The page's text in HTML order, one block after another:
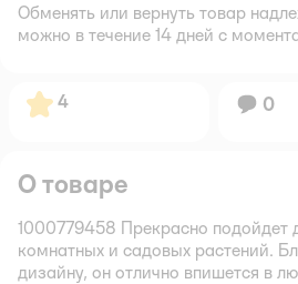
Обменять или вернуть товар
можно в течение 14 дней с
Рейтинг:
4 Вопросов:
0
О товаре
1000779458 Прекрасно подойдет
комнатных и садовых растений.
дизайну, он отлично впишется в